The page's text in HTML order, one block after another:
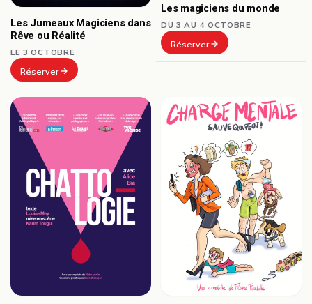
Les Jumeaux Magiciens dans
Rêve ou Réalité
LE 3 OCTOBRE
Réserver
Les magiciens du monde
DU 3 AU 4 OCTOBRE
Réserver